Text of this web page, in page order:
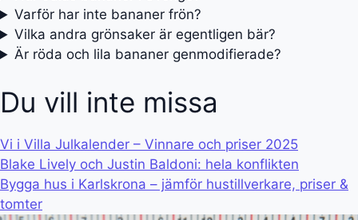
Varför har inte bananer frön?
Vilka andra grönsaker är egentligen bär?
Är röda och lila bananer genmodifierade?
Du vill inte missa
Vi i Villa Julkalender – Vinnare och priser 2025
Blake Lively och Justin Baldoni: hela konflikten
Bygga hus i Karlskrona – jämför hustillverkare, priser &
tomter